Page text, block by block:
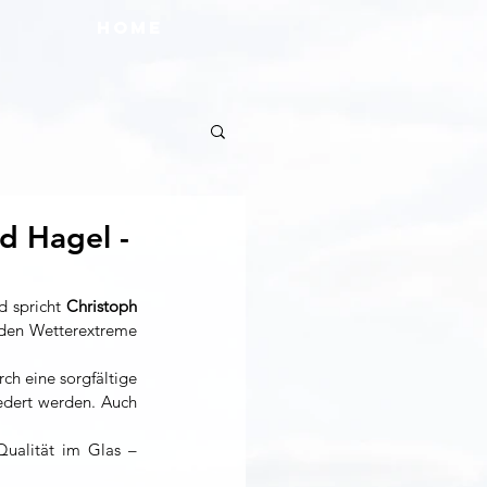
Hagel -
spricht Christoph
Wetterextreme
eine sorgfältige
werden. Auch
im Glas –